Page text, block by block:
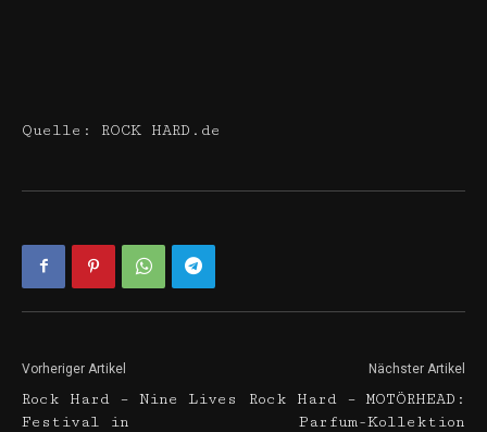
Quelle: ROCK HARD.de
Vorheriger Artikel
Rock Hard – Nine Lives
Festival in
Nächster Artikel
Rock Hard – MOTÖRHEAD:
Parfum-Kollektion